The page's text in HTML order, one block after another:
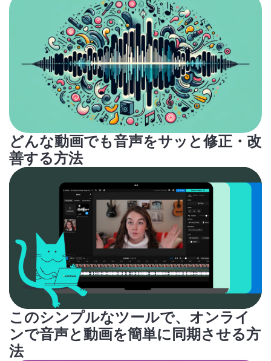
どんな動画でも音声をサッと修正・改
善する方法
このシンプルなツールで、オンライ
ンで音声と動画を簡単に同期させる方
法